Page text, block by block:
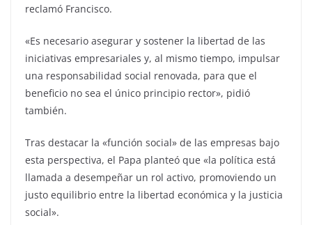
reclamó Francisco.
«Es necesario asegurar y sostener la libertad de las
iniciativas empresariales y, al mismo tiempo, impulsar
una responsabilidad social renovada, para que el
beneficio no sea el único principio rector», pidió
también.
Tras destacar la «función social» de las empresas bajo
esta perspectiva, el Papa planteó que «la política está
llamada a desempeñar un rol activo, promoviendo un
justo equilibrio entre la libertad económica y la justicia
social».